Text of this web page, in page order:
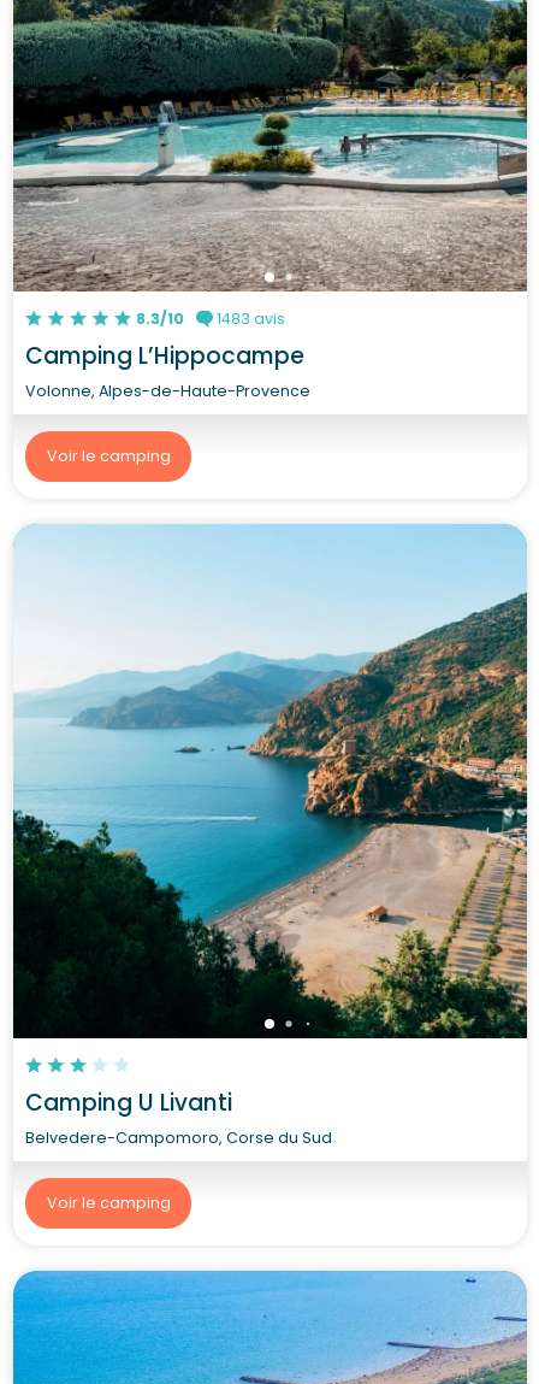
8.3/10 1483 avis
Camping L’Hippocampe
Volonne, Alpes-de-Haute-Provence
Voir le camping
Camping U Livanti
Belvedere-Campomoro, Corse du Sud
Voir le camping